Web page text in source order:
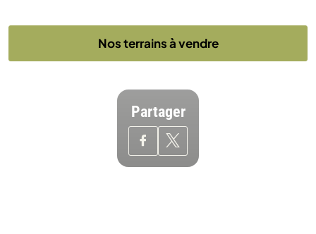
Nos terrains à vendre
Partager